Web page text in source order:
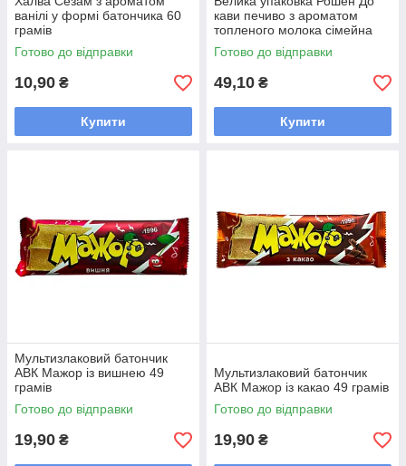
ванілі у формі батончика 60
грамів
Готово до відправки
10,90 ₴
Купити
кави печиво з ароматом
топленого молока сімейна
упаковка 370 грамів
Готово до відправки
49,10 ₴
Купити
Мультизлаковий батончик
АВК Мажор із вишнею 49
грамів
Готово до відправки
19,90 ₴
Мультизлаковий батончик
АВК Мажор із какао 49 грамів
Готово до відправки
19,90 ₴